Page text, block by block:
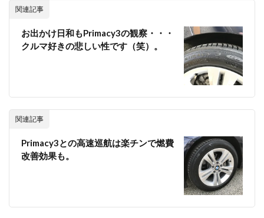
関連記事
お出かけ日和もPrimacy3の観察・・・
クルマ好きの悲しい性です（笑）。
関連記事
Primacy3との高速巡航は楽チンで燃費
改善効果も。